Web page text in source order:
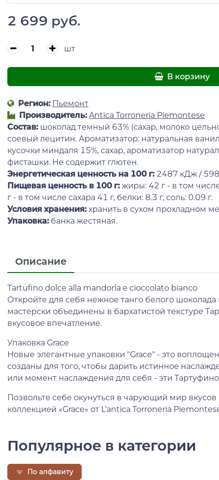
2 699 руб.
шт
В корзину
Регион: Пьемонт
Производитель: Antica Torroneria Piemontese
Состав: шоколад темный 63% (сахар, молоко
соевый лецитин. Ароматизатор: натуральная
кусочки миндаля 15%, сахар, ароматизатор
фисташки. Не содержит глютен.
Энергетическая ценность на 100 г: 2487 кДж /
Пищевая ценность в 100 г: жиры: 42 г - в том
г - в том числе сахара 41 г, белки: 8.3 г, соль: 0.09 г.
Условия хранения: хранить в сухом прохладном
Упаковка: банка жестяная.
Описание
Tartufino dolce alla mandorla e cioccolato bianco
Откройте для себя нежное танго белого
мастерски объединены в бархатистой текстуре
вкусовое впечатление.
Упаковка Grace
Новые элегантные упаковки "Grace" - это
созданы для того, чтобы дарить истинное
или момент наслаждения для себя - эти
Позвольте себе окунуться в чарующий мир вкусов
коллекцией «Grace» от L’antica Torroneria
Популярное в категории
По алфавиту